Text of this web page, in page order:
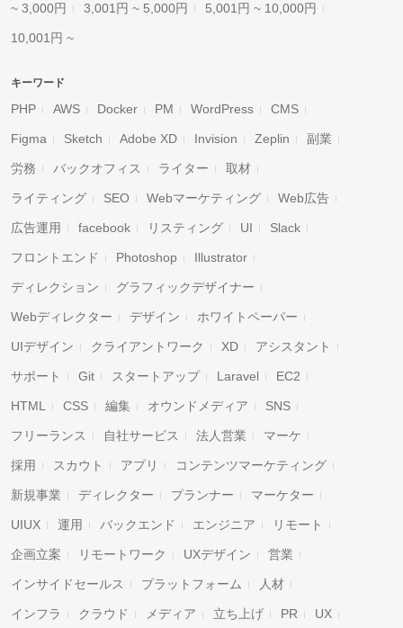
~ 3,000円 3,001円 ~ 5,000円 5,001円 ~ 10,000円
10,001円 ~
キーワード
PHP AWS Docker PM WordPress CMS
Figma Sketch Adobe XD Invision Zeplin 副業
労務 バックオフィス ライター 取材
ライティング SEO Webマーケティング Web広告
広告運用 facebook リスティング UI Slack
フロントエンド Photoshop Illustrator
ディレクション グラフィックデザイナー
Webディレクター デザイン ホワイトペーパー
UIデザイン クライアントワーク XD アシスタント
サポート Git スタートアップ Laravel EC2
HTML CSS 編集 オウンドメディア SNS
フリーランス 自社サービス 法人営業 マーケ
採用 スカウト アプリ コンテンツマーケティング
新規事業 ディレクター プランナー マーケター
UIUX 運用 バックエンド エンジニア リモート
企画立案 リモートワーク UXデザイン 営業
インサイドセールス プラットフォーム 人材
インフラ クラウド メディア 立ち上げ PR UX